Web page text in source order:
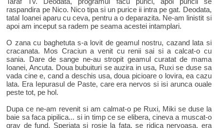
raspandira pe Nico. Nico tipa si un purice ii intra pe gat. Deodata,
tatal Ioanei aparu cu ceva, pentru a o deparazita. Ne-am linistit si
apoi am inceput sa radem pe seama acestei intamplari.
O zana cu baghetuta s-a lovit de geamul nostru, cazand lata si
cracanata. Mos Craciun a venit cu renii sai si a calcat-o cu
sania. Dare de sange ne-au stropit geamul curatat de mama
Ioanei, Ancuta. Doua bubuituri se auzira in usa, Ruxi se duse sa
vada cine e, cand a deschis usa, doua picioare o lovira, ea cazu
lata. Era Iepurasul de Paste, care era nervos si isi arunca ouale
peste tot, pe hol.
Dupa ce ne-am revenit si am calmat-o pe Ruxi, Miki se duse la
baie sa faca pipilica... si in timp ce se elibera, cineva a muscat-o
grav de fund. Speriata si rosie la fata, se ridica nervoasa, era